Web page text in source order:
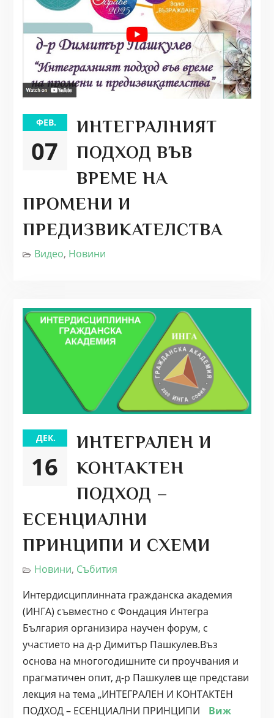
ФЕВ.
07
ИНТЕГРАЛНИЯТ
ПОДХОД ВЪВ
ВРЕМЕ НА
ПРОМЕНИ И
ПРЕДИЗВИКАТЕЛСТВА
Видео, Новини
ДЕК.
16
ИНТЕГРАЛЕН И
КОНТАКТЕН
ПОДХОД –
ЕСЕНЦИАЛНИ
ПРИНЦИПИ И СХЕМИ
Новини, Събития
Интердисциплинната гражданска академия
(ИНГА) съвместно с Фондация Интегра
България организира научен форум, с
участието на д-р Димитър Пашкулев.Въз
основа на многогодишните си проучвания и
прагматичен опит, д-р Пашкулев ще представи
лекция на тема „ИНТЕГРАЛЕН И КОНТАКТЕН
ПОДХОД – ЕСЕНЦИАЛНИ ПРИНЦИПИ
Виж